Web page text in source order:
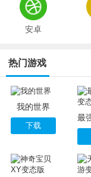
安卓
热门游戏
我的世界
下载